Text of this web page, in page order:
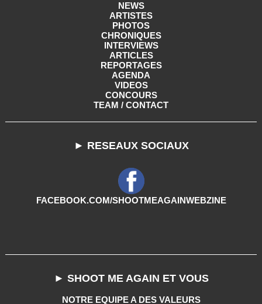
NEWS
ARTISTES
PHOTOS
CHRONIQUES
INTERVIEWS
ARTICLES
REPORTAGES
AGENDA
VIDEOS
CONCOURS
TEAM / CONTACT
► RESEAUX SOCIAUX
FACEBOOK.COM/SHOOTMEAGAINWEBZINE
► SHOOT ME AGAIN ET VOUS
NOTRE EQUIPE A DES VALEURS